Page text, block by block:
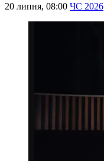
20 липня, 08:00 ЧС 2026